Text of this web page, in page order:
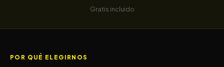
Gratis incluido
POR QUÉ ELEGIRNOS